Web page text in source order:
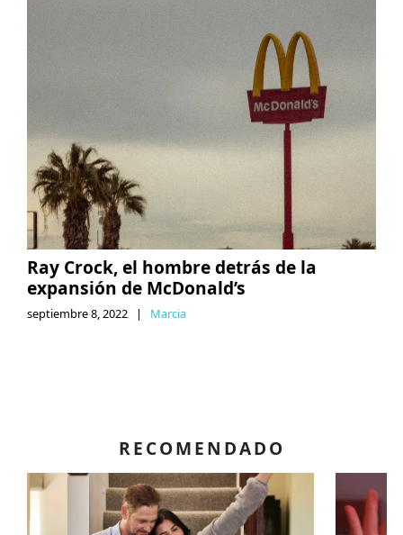
Ray Crock, el hombre detrás de la
expansión de McDonald’s
septiembre 8, 2022 | Marcia
RECOMENDADO